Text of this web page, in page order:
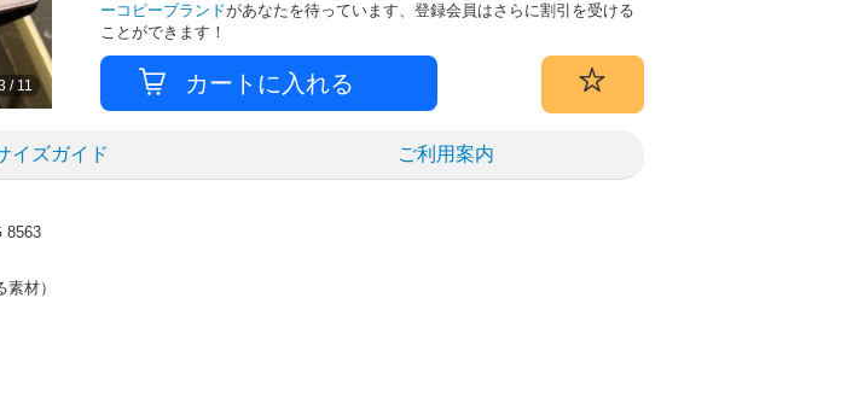
/ 11
ーコピーブランドがあなたを待っています、登録会員はさらに割引を受ける
ことができます！
イズガイド ご利用案内
8563
材）